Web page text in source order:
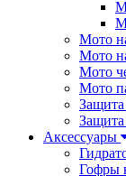
Мото
Мото
Мото
Мото
Защита
Аксессуары
Гофры